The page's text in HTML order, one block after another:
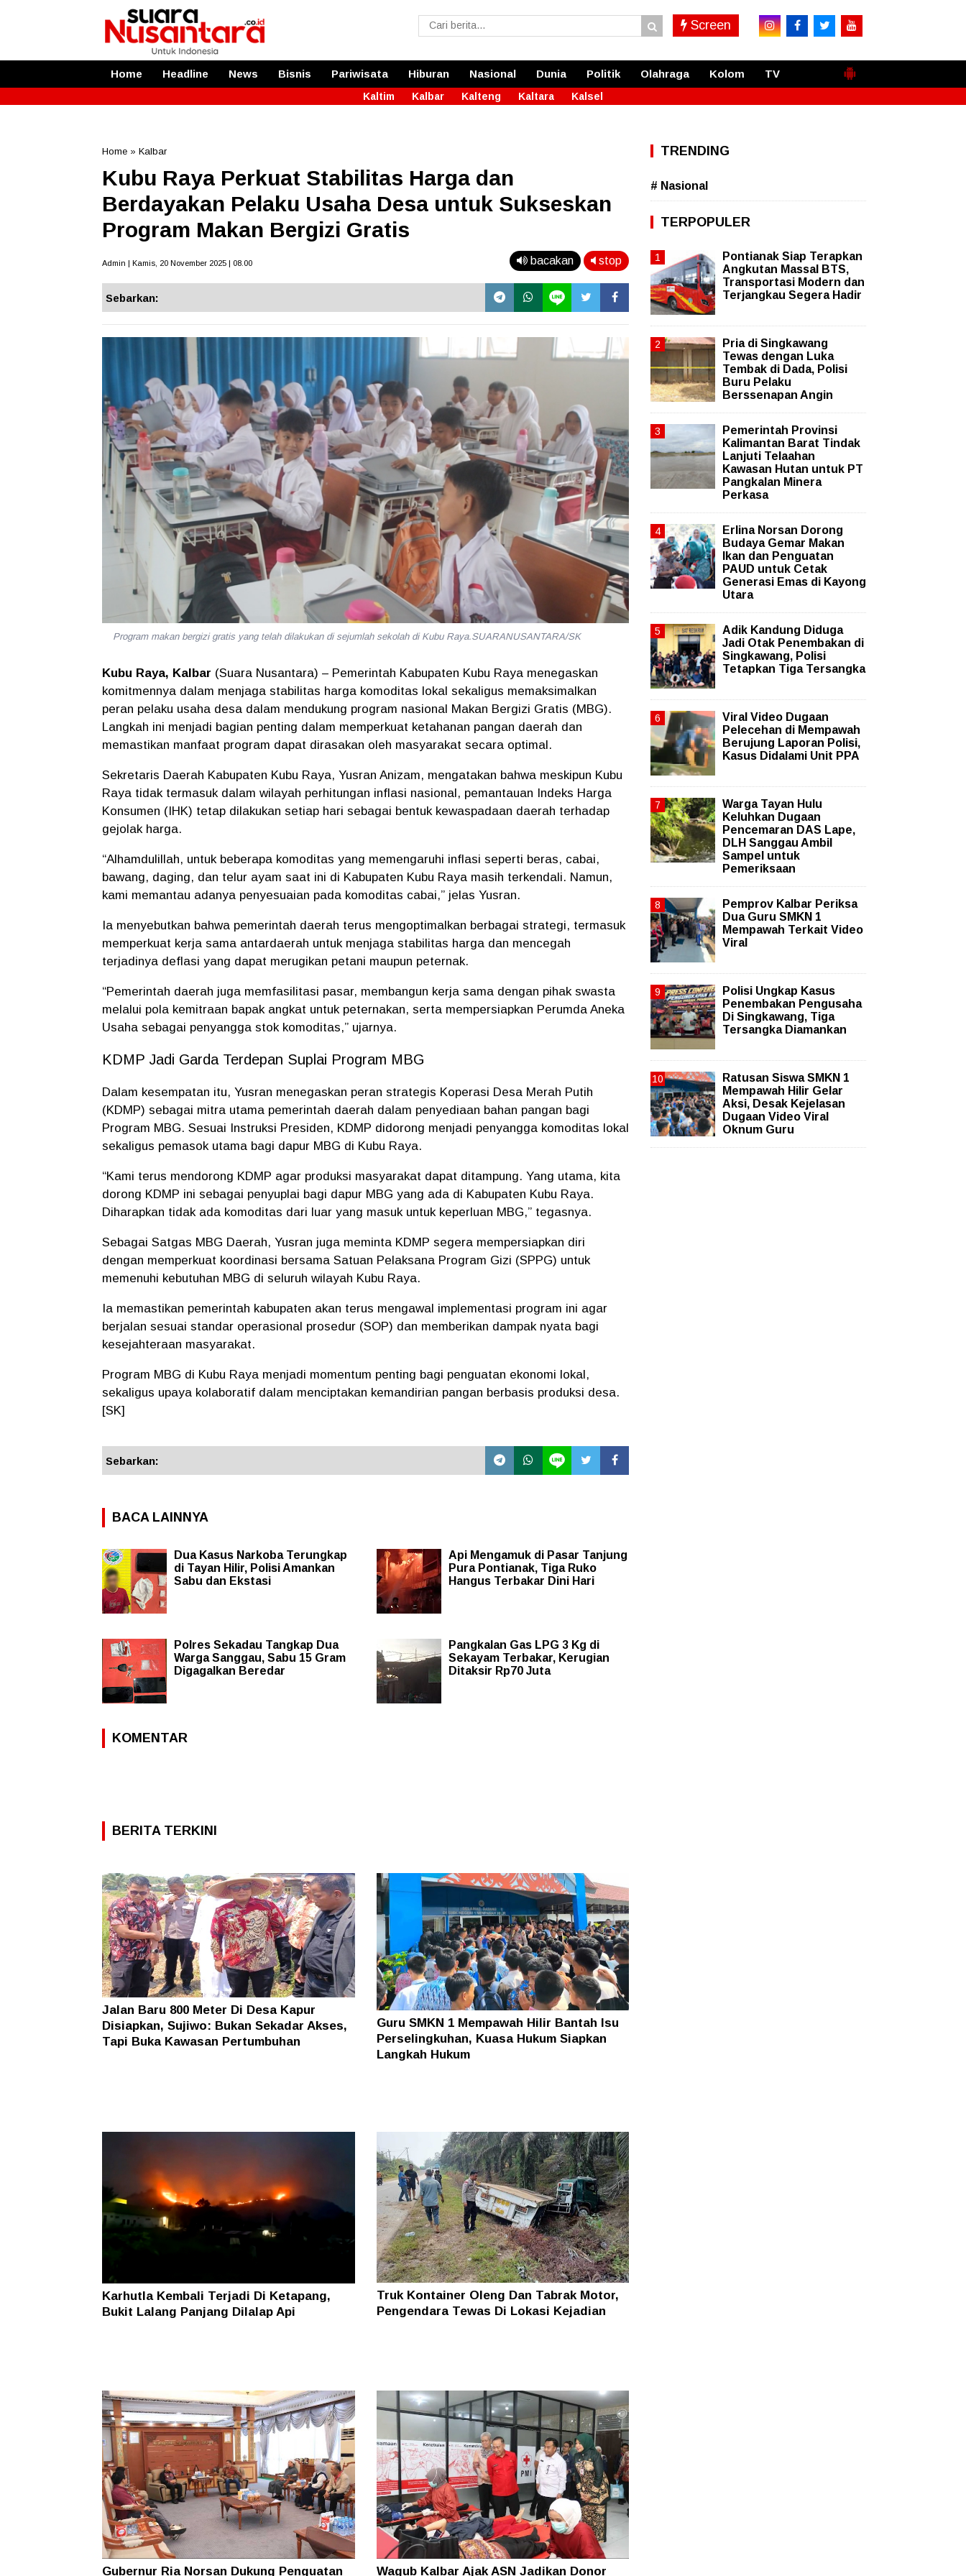
Screen
Home Headline News Bisnis Pariwisata Hiburan Nasional Dunia Politik Olahraga Kolom TV
Kaltim Kalbar Kalteng Kaltara Kalsel
Home » Kalbar
Kubu Raya Perkuat Stabilitas Harga dan
Berdayakan Pelaku Usaha Desa untuk Sukseskan
Program Makan Bergizi Gratis
Admin | Kamis, 20 November 2025 | 08.00 bacakan stop
Sebarkan:
Program makan bergizi gratis yang telah dilakukan di sejumlah sekolah di Kubu Raya.SUARANUSANTARA/SK
Kubu Raya, Kalbar (Suara Nusantara) – Pemerintah Kabupaten Kubu Raya menegaskan
komitmennya dalam menjaga stabilitas harga komoditas lokal sekaligus memaksimalkan
peran pelaku usaha desa dalam mendukung program nasional Makan Bergizi Gratis (MBG).
Langkah ini menjadi bagian penting dalam memperkuat ketahanan pangan daerah dan
memastikan manfaat program dapat dirasakan oleh masyarakat secara optimal.
Sekretaris Daerah Kabupaten Kubu Raya, Yusran Anizam, mengatakan bahwa meskipun Kubu
Raya tidak termasuk dalam wilayah perhitungan inflasi nasional, pemantauan Indeks Harga
Konsumen (IHK) tetap dilakukan setiap hari sebagai bentuk kewaspadaan daerah terhadap
gejolak harga.
“Alhamdulillah, untuk beberapa komoditas yang memengaruhi inflasi seperti beras, cabai,
bawang, daging, dan telur ayam saat ini di Kabupaten Kubu Raya masih terkendali. Namun,
kami memantau adanya penyesuaian pada komoditas cabai,” jelas Yusran.
Ia menyebutkan bahwa pemerintah daerah terus mengoptimalkan berbagai strategi, termasuk
memperkuat kerja sama antardaerah untuk menjaga stabilitas harga dan mencegah
terjadinya deflasi yang dapat merugikan petani maupun peternak.
“Pemerintah daerah juga memfasilitasi pasar, membangun kerja sama dengan pihak swasta
melalui pola kemitraan bapak angkat untuk peternakan, serta mempersiapkan Perumda Aneka
Usaha sebagai penyangga stok komoditas,” ujarnya.
KDMP Jadi Garda Terdepan Suplai Program MBG
Dalam kesempatan itu, Yusran menegaskan peran strategis Koperasi Desa Merah Putih
(KDMP) sebagai mitra utama pemerintah daerah dalam penyediaan bahan pangan bagi
Program MBG. Sesuai Instruksi Presiden, KDMP didorong menjadi penyangga komoditas lokal
sekaligus pemasok utama bagi dapur MBG di Kubu Raya.
“Kami terus mendorong KDMP agar produksi masyarakat dapat ditampung. Yang utama, kita
dorong KDMP ini sebagai penyuplai bagi dapur MBG yang ada di Kabupaten Kubu Raya.
Diharapkan tidak ada komoditas dari luar yang masuk untuk keperluan MBG,” tegasnya.
Sebagai Satgas MBG Daerah, Yusran juga meminta KDMP segera mempersiapkan diri
dengan memperkuat koordinasi bersama Satuan Pelaksana Program Gizi (SPPG) untuk
memenuhi kebutuhan MBG di seluruh wilayah Kubu Raya.
Ia memastikan pemerintah kabupaten akan terus mengawal implementasi program ini agar
berjalan sesuai standar operasional prosedur (SOP) dan memberikan dampak nyata bagi
kesejahteraan masyarakat.
Program MBG di Kubu Raya menjadi momentum penting bagi penguatan ekonomi lokal,
sekaligus upaya kolaboratif dalam menciptakan kemandirian pangan berbasis produksi desa.
[SK]
Sebarkan:
BACA LAINNYA
Dua Kasus Narkoba Terungkap
di Tayan Hilir, Polisi Amankan
Sabu dan Ekstasi
Api Mengamuk di Pasar Tanjung
Pura Pontianak, Tiga Ruko
Hangus Terbakar Dini Hari
Polres Sekadau Tangkap Dua
Warga Sanggau, Sabu 15 Gram
Digagalkan Beredar
Pangkalan Gas LPG 3 Kg di
Sekayam Terbakar, Kerugian
Ditaksir Rp70 Juta
KOMENTAR
BERITA TERKINI
Jalan Baru 800 Meter Di Desa Kapur
Disiapkan, Sujiwo: Bukan Sekadar Akses,
Tapi Buka Kawasan Pertumbuhan
Guru SMKN 1 Mempawah Hilir Bantah Isu
Perselingkuhan, Kuasa Hukum Siapkan
Langkah Hukum
Karhutla Kembali Terjadi Di Ketapang,
Bukit Lalang Panjang Dilalap Api
Truk Kontainer Oleng Dan Tabrak Motor,
Pengendara Tewas Di Lokasi Kejadian
Gubernur Ria Norsan Dukung Penguatan Wagub Kalbar Ajak ASN Jadikan Donor
TRENDING
# Nasional
TERPOPULER
Pontianak Siap Terapkan
Angkutan Massal BTS,
Transportasi Modern dan
Terjangkau Segera Hadir
Pria di Singkawang
Tewas dengan Luka
Tembak di Dada, Polisi
Buru Pelaku
Berssenapan Angin
Pemerintah Provinsi
Kalimantan Barat Tindak
Lanjuti Telaahan
Kawasan Hutan untuk PT
Pangkalan Minera
Perkasa
Erlina Norsan Dorong
Budaya Gemar Makan
Ikan dan Penguatan
PAUD untuk Cetak
Generasi Emas di Kayong
Utara
Adik Kandung Diduga
Jadi Otak Penembakan di
Singkawang, Polisi
Tetapkan Tiga Tersangka
Viral Video Dugaan
Pelecehan di Mempawah
Berujung Laporan Polisi,
Kasus Didalami Unit PPA
Warga Tayan Hulu
Keluhkan Dugaan
Pencemaran DAS Lape,
DLH Sanggau Ambil
Sampel untuk
Pemeriksaan
Pemprov Kalbar Periksa
Dua Guru SMKN 1
Mempawah Terkait Video
Viral
Polisi Ungkap Kasus
Penembakan Pengusaha
Di Singkawang, Tiga
Tersangka Diamankan
Ratusan Siswa SMKN 1
Mempawah Hilir Gelar
Aksi, Desak Kejelasan
Dugaan Video Viral
Oknum Guru